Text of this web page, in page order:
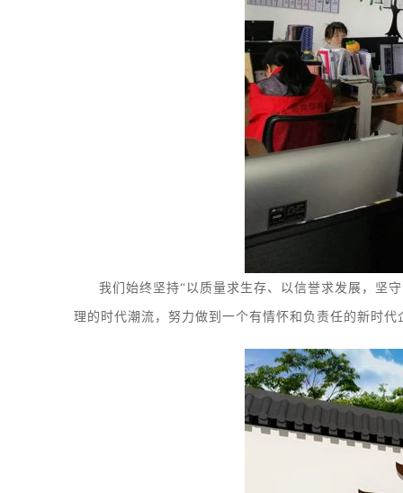
我们始终坚持“以质量求生存、以信誉求发展，坚
理的时代潮流，努力做到一个有情怀和负责任的新时